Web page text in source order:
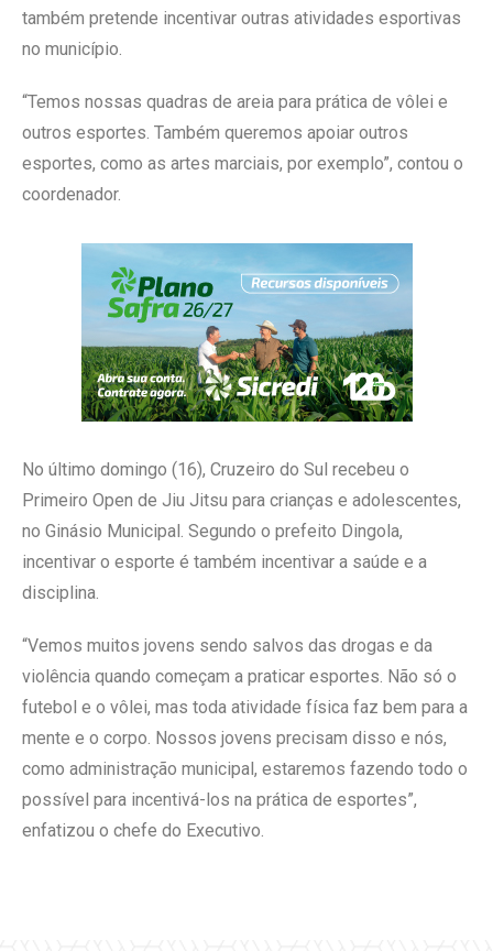
também pretende incentivar outras atividades esportivas
no município.
“Temos nossas quadras de areia para prática de vôlei e
outros esportes. Também queremos apoiar outros
esportes, como as artes marciais, por exemplo”, contou o
coordenador.
No último domingo (16), Cruzeiro do Sul recebeu o
Primeiro Open de Jiu Jitsu para crianças e adolescentes,
no Ginásio Municipal. Segundo o prefeito Dingola,
incentivar o esporte é também incentivar a saúde e a
disciplina.
“Vemos muitos jovens sendo salvos das drogas e da
violência quando começam a praticar esportes. Não só o
futebol e o vôlei, mas toda atividade física faz bem para a
mente e o corpo. Nossos jovens precisam disso e nós,
como administração municipal, estaremos fazendo todo o
possível para incentivá-los na prática de esportes”,
enfatizou o chefe do Executivo.